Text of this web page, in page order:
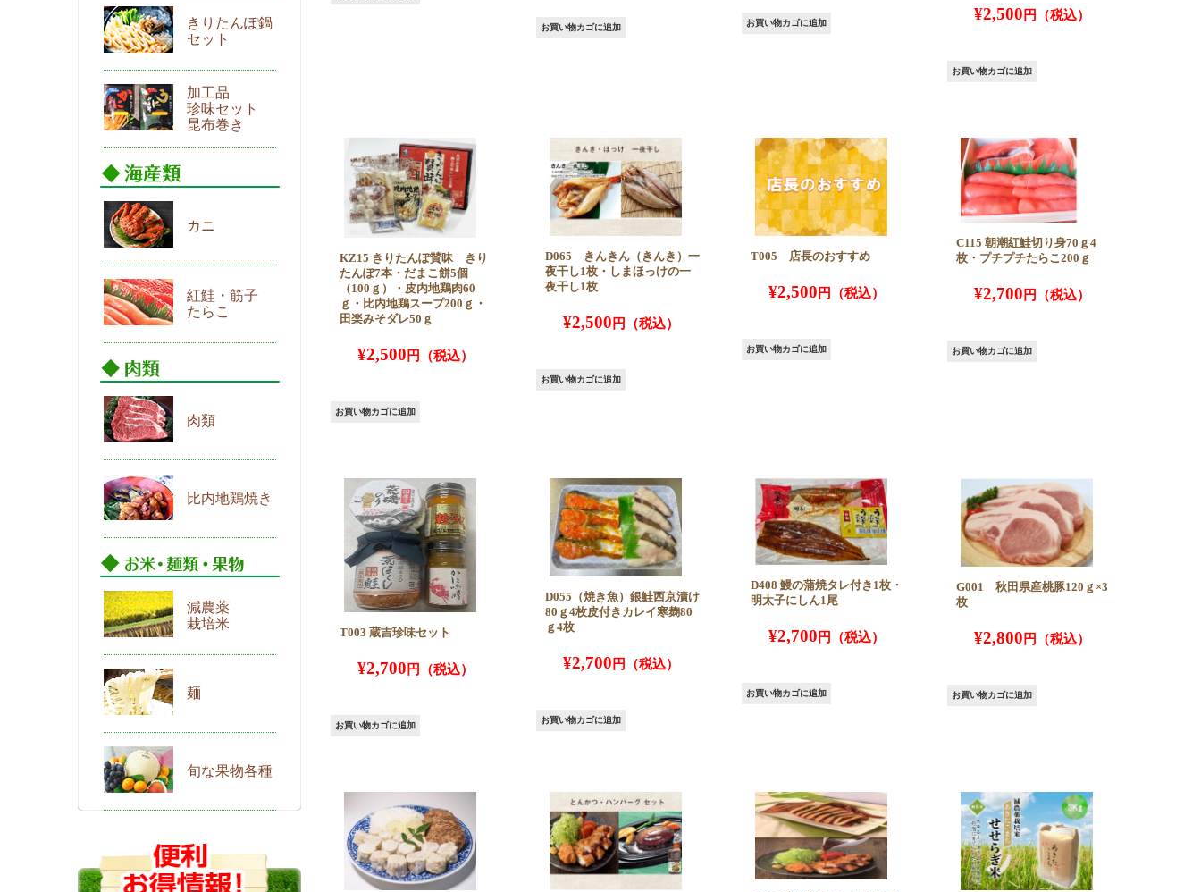
きりたんぽ鍋
セット
加工品
珍味セット
昆布巻き
カニ
紅鮭・筋子
たらこ
肉類
比内地鶏焼き
減農薬
栽培米
麺
旬な果物各種
お買い物カゴに追加 お買い物カゴに追加 ¥2,500
お買い物カゴに追加
KZ15 きりたんぽ賛昧 きり
たんぽ7本・だまこ餅5個
（100ｇ）・皮内地鶏肉60
ｇ・比内地鶏スープ200ｇ・
田楽みそダレ50ｇ
¥2,500
お買い物カゴに追加
D065 きんきん（きんき）一
夜干し1枚・しまほっけの一
夜干し1枚
¥2,500
お買い物カゴに追加
T005 店長のおすすめ
¥2,500
お買い物カゴに追加
C115 朝潮紅鮭切り身70ｇ4
枚・プチプチたらこ200ｇ
¥2,700
お買い物カゴに追加
T003 蔵吉珍味セット
¥2,700
お買い物カゴに追加
D055（焼き魚）銀鮭西京漬け
80ｇ4枚皮付きカレイ寒麹80
ｇ4枚
¥2,700
お買い物カゴに追加
D408 鰻の蒲焼タレ付き1枚・
明太子にしん1尾
¥2,700
お買い物カゴに追加
G001 秋田県産桃豚120ｇ×3
枚
¥2,800
お買い物カゴに追加